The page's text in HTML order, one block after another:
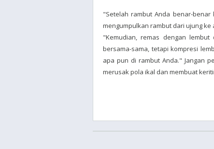
"Setelah rambut Anda benar-
mengumpulkan rambut dari ujung
"Kemudian, remas dengan
bersama-sama, tetapi kompresi
apa pun di rambut Anda." Jangan
merusak pola ikal dan membuat